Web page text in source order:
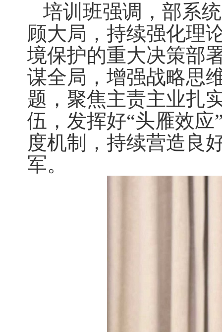
培训班强调，部系
顾大局，持续强化理
境保护的重大决策部
谋全局，增强战略思
题，聚焦主责主业扎
伍，发挥好“头雁效
度机制，持续营造良
军。